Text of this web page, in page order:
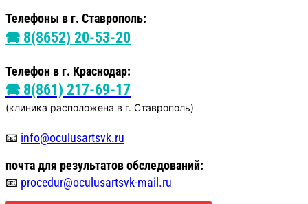
Телефоны в г. Ставрополь:
🕿 8(8652) 20-53-20
Телефон в г. Краснодар:
🕿 8(861) 217-69-17
(клиника расположена в г. Ставрополь)
📧 info@oculusartsvk.ru
почта для результатов обследований:
📧 procedur@oculusartsvk-mail.ru